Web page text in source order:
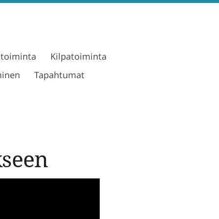
Kilpatoiminta
Tapahtumat